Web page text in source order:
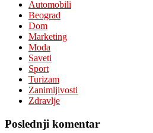
Automobili
Beograd
Dom
Marketing
Moda
Saveti
Sport
Turizam
Zanimljivosti
Zdravlje
Poslednji komentar